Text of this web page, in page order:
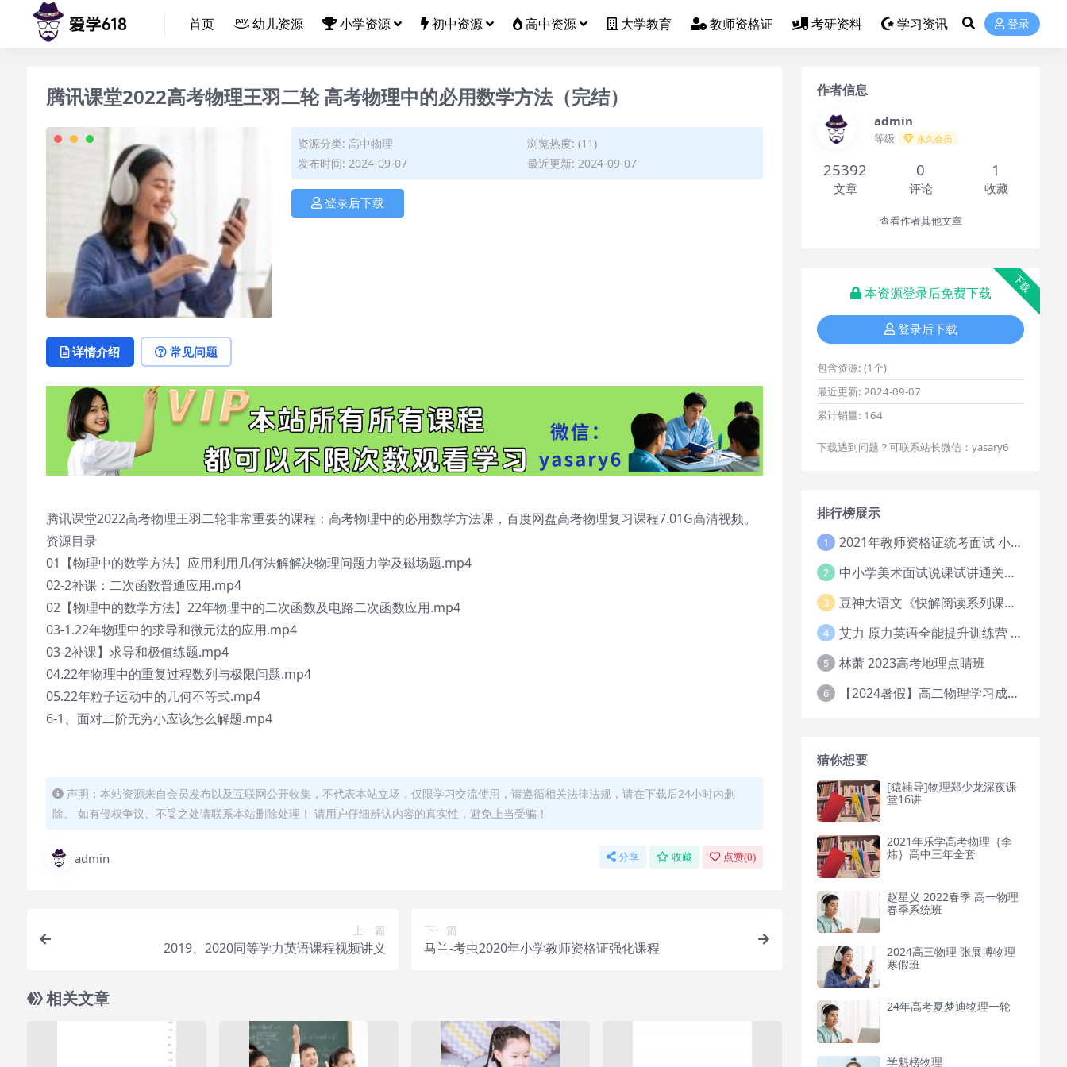
首页 幼儿资源 小学资源 初中资源 高中资源 大学教育 教师资格证 考研资料 学习资讯 登录
腾讯课堂2022高考物理王羽二轮 高考物理中的必用数学方法（完结）
资源分类: 高中物理
浏览热度: (11)
发布时间: 2024-09-07
最近更新: 2024-09-07
登录后下载
详情介绍 常见问题
腾讯课堂2022高考物理王羽二轮非常重要的课程：高考物理中的必用数学方法课，百度网盘高考物理复习课程7.01G高清视频。
资源目录
01【物理中的数学方法】应用利用几何法解解决物理问题力学及磁场题.mp4
02-2补课：二次函数普通应用.mp4
02【物理中的数学方法】22年物理中的二次函数及电路二次函数应用.mp4
03-1.22年物理中的求导和微元法的应用.mp4
03-2补课】求导和极值练题.mp4
04.22年物理中的重复过程数列与极限问题.mp4
05.22年粒子运动中的几何不等式.mp4
6-1、面对二阶无穷小应该怎么解题.mp4
声明：本站资源来自会员发布以及互联网公开收集，不代表本站立场，仅限学习交流使用，请遵循相关法律法规，请在下载后24小时内删
除。 如有侵权争议、不妥之处请联系本站删除处理！ 请用户仔细辨认内容的真实性，避免上当受骗！
admin 分享 收藏 点赞(0)
上一篇
2019、2020同等学力英语课程视频讲义
下一篇
马兰-考虫2020年小学教师资格证强化课程
相关文章
作者信息
admin
等级 永久会员
25392
文章
0
评论
1
收藏
查看作者其他文章
下载
本资源登录后免费下载
登录后下载
包含资源: (1个)
最近更新: 2024-09-07
累计销量: 164
下载遇到问题？可联系站长微信：yasary6
排行榜展示
1 2021年教师资格证统考面试 小学教资资料试讲+答辩
2 中小学美术面试说课试讲通关班14讲（辅助资料第一套）
3 豆神大语文《快解阅读系列课教程完整》
4 艾力 原力英语全能提升训练营 151G网课大合集
5 林萧 2023高考地理点睛班
6 【2024暑假】高二物理学习成长与规划系统1期
猜你想要
[猿辅导]物理郑少龙深夜课
堂16讲
2021年乐学高考物理｛李
炜｝高中三年全套
赵星义 2022春季 高一物理
春季系统班
2024高三物理 张展博物理
寒假班
24年高考夏梦迪物理一轮
学魁榜物理